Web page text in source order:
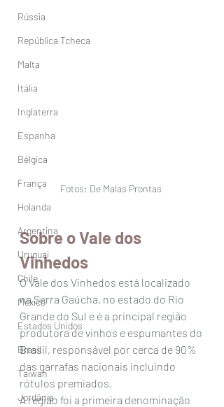
Rússia
República Tcheca
Malta
Itália
Inglaterra
Espanha
Bélgica
França
Holanda
Argentina
Uruguai
Chile
México
Estados Unidos
Brasil
Taiwan
Jordânia
Fotos: De Malas Prontas
Sobre o Vale dos
Vinhedos
O Vale dos Vinhedos está localizado
na Serra Gaúcha, no estado do Rio
Grande do Sul e é a principal região
produtora de vinhos e espumantes do
Brasil, responsável por cerca de 90%
das garrafas nacionais incluindo
rótulos premiados.
A região foi a primeira denominação